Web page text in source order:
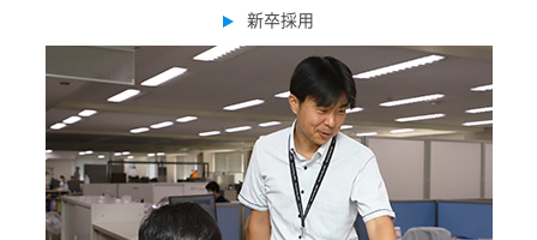
新卒採用